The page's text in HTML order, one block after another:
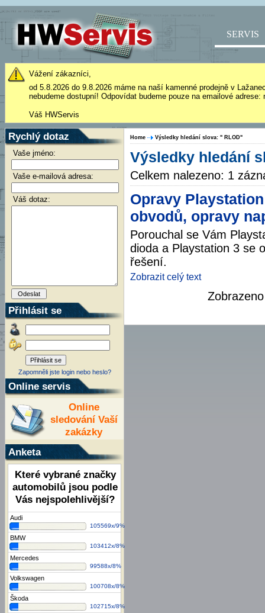
SERVIS
Vážení zákazníci,
od 5.8.2026 do 9.8.2026 máme na naší kamenné prodejně v
nebudeme dostupní! Odpovídat budeme pouze na emailové
Váš HWServis
Rychlý dotaz
Vaše jméno:
Vaše e-mailová adresa:
Váš dotaz:
Přihlásit se
Zapomněli jste login nebo heslo?
Online servis
Online
sledování Vaší
zakázky
Anketa
Které vybrané značky
automobilů jsou podle
Vás nejspolehlivější?
Audi
105569x/9%
BMW
103412x/8%
Mercedes
99588x/8%
Volkswagen
100708x/8%
Škoda
102715x/8%
Home Výsledky hledání slova: " RLOD"
Výsledky hledání
Celkem nalezeno: 1
Opravy
obvodů, opravy
Porouchal se Vám
dioda a Playstation 3 se
řešení.
Zobrazit celý text